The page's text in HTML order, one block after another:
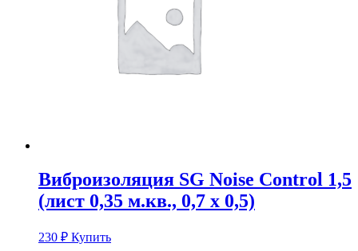
Виброизоляция SG Noise Сontrol 1,5
(лист 0,35 м.кв., 0,7 х 0,5)
230 ₽ Купить